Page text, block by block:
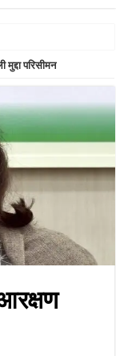
चमोली में विशेष सतर्कता
परिसीमन